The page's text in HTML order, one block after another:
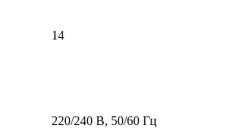
14
220/240 В, 50/60 Гц